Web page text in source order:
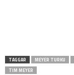
TAGGAR MEYER TURKU
TIM MEYER